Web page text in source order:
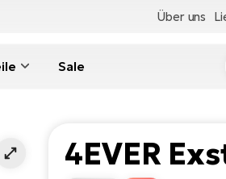
Über uns
Sale
4EVER